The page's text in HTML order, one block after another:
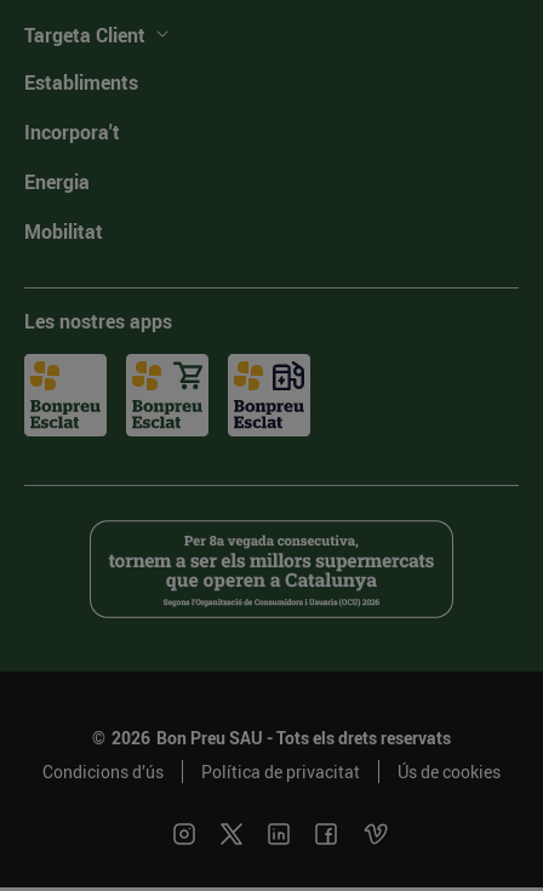
Targeta Client
Establiments
Incorpora't
Energia
Mobilitat
Les nostres apps
© 2026 Bon Preu SAU - Tots els drets reservats
Condicions d’ús
Política de privacitat Ús de cookies